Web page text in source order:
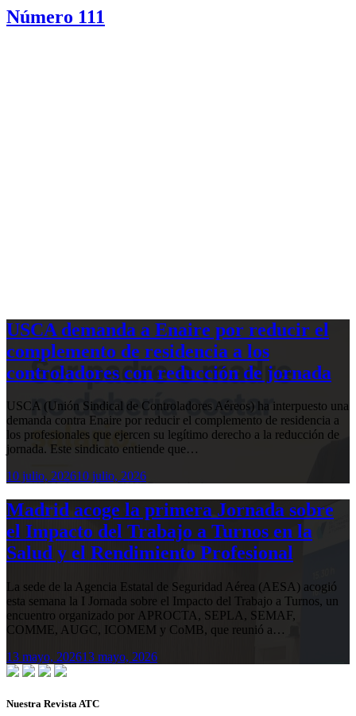
Número 111
USCA demanda a Enaire por reducir el
complemento de residencia a los
controladores con reducción de jornada
USCA (Unión Sindical de Controladores Aéreos) ha interpuesto una
demanda contra Enaire por reducir el complemento de residencia a
los profesionales que ejercen su legítimo derecho a la reducción de
jornada. Este sindicato entiende que…
10 julio, 202610 julio, 2026
Madrid acoge la primera Jornada sobre
el Impacto del Trabajo a Turnos en la
Salud y el Rendimiento Profesional
La sede de la Agencia Estatal de Seguridad Aérea (AESA) acogió
esta semana la I Jornada sobre el Impacto del Trabajo a Turnos, un
encuentro organizado por APROCTA, SEPLA, SEMAF,
COMME, AUGC, ICOMEM y CoMB, que reunió a…
13 mayo, 202613 mayo, 2026
Nuestra Revista ATC